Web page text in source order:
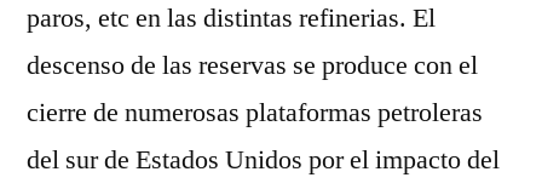
paros, etc en las distintas refinerias. El
descenso de las reservas se produce con el
cierre de numerosas plataformas petroleras
del sur de Estados Unidos por el impacto del